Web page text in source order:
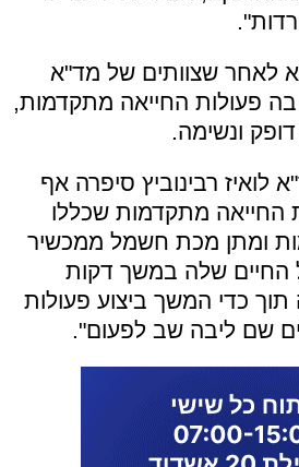
לאחר שצוותים של מד"א
בה פעולות החייאה מתקדמות,
ונשימה.
לואיז רבינוביץ סיפרה אף
החייאה מתקדמות שכללו
ומתן מכת חשמל ממכשיר
החיים שלה במשך דקות
תוך כדי המשך ביצוע פעולות
שם ליבה שב לפעום".